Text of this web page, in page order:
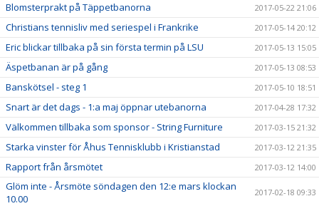
Blomsterprakt på Täppetbanorna 2017-05-22 21:06
Christians tennisliv med seriespel i Frankrike 2017-05-14 20:12
Eric blickar tillbaka på sin första termin på LSU 2017-05-13 15:05
Äspetbanan är på gång 2017-05-13 08:53
Banskötsel - steg 1 2017-05-10 18:51
Snart är det dags - 1:a maj öppnar utebanorna 2017-04-28 17:32
Välkommen tillbaka som sponsor - String Furniture 2017-03-15 21:32
Starka vinster för Åhus Tennisklubb i Kristianstad 2017-03-12 21:35
Rapport från årsmötet 2017-03-12 14:00
Glöm inte - Årsmöte söndagen den 12:e mars klockan
10.00
2017-02-18 09:33